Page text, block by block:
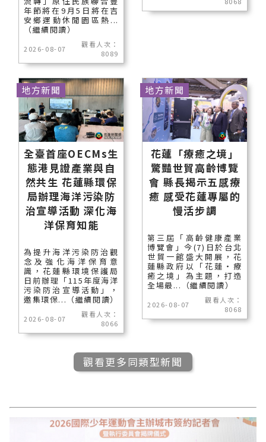
年節將在9月5日將在吉
安鄉運動休閒園區熱...
（繼續閱讀）
2026-08-07
觀看人次：
8089
全臺首座OECMs生
態港見證產業與自
然共生 花蓮縣環保
局辦理海洋污染防
治宣導活動 深化海
洋保育知能
為提升海洋污染防治觀
念及強化海洋保育意
識，花蓮縣環境保護局
日前辦理「115年度海洋
污染防治宣導活動」，
邀集環保...（繼續閱讀）
2026-08-07
觀看人次：
8066
地方新聞
花蓮「療癒之境」
驚豔世貿高齡博覽
會 縣長揭示五感療
癒 感受花蓮專屬的
慢活步調
第三屆「高齡健康產業
博覽會」今(7)日於台北
世貿一館盛大開展，花
蓮縣政府以「花蓮‧療
癒之境」為主題，打造
全場最...（繼續閱讀）
2026-08-07
觀看人次：
8068
地方新聞
觀看更多同類型新聞